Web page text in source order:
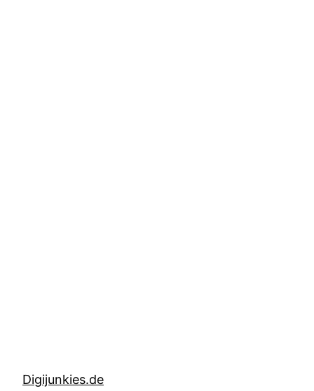
Digijunkies.de